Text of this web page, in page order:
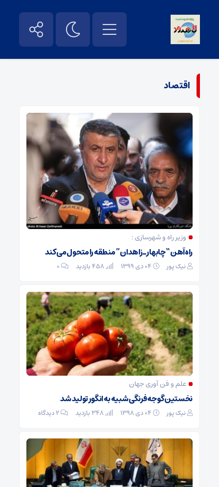
اقتصاد
وزیر راه و شهرسازی :
راه‌آهن “چابهار ـ زاهدان” منطقه را متحول می کند
نیک پور ۰
علم و فن آوری جهان
نخستین گوجه‌فرنگی شبیه به انگور تولید شد
نیک پور ۲ دیدگاه